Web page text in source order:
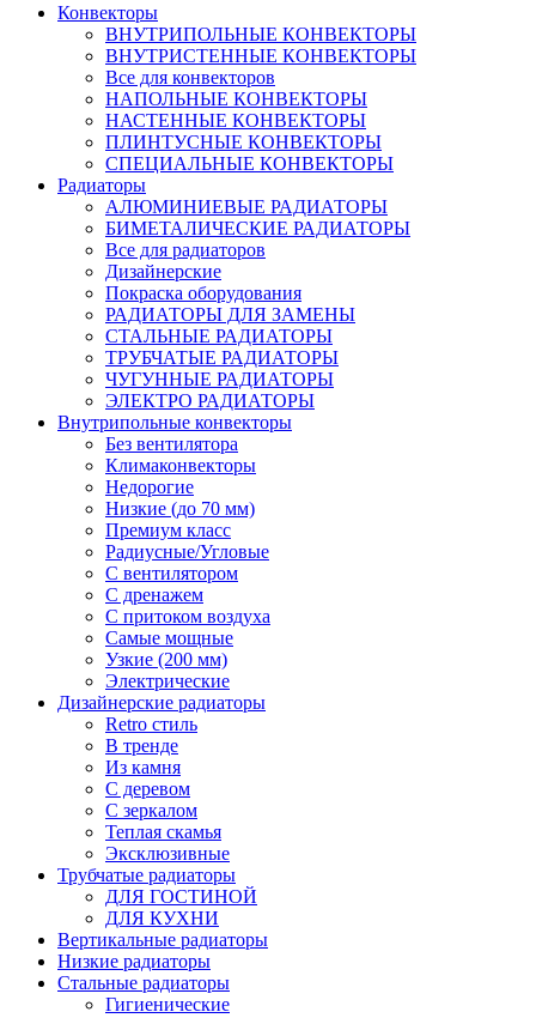
Конвекторы
ВНУТРИПОЛЬНЫЕ КОНВЕКТОРЫ
ВНУТРИСТЕННЫЕ КОНВЕКТОРЫ
Все для конвекторов
НАПОЛЬНЫЕ КОНВЕКТОРЫ
НАСТЕННЫЕ КОНВЕКТОРЫ
ПЛИНТУСНЫЕ КОНВЕКТОРЫ
СПЕЦИАЛЬНЫЕ КОНВЕКТОРЫ
Радиаторы
АЛЮМИНИЕВЫЕ РАДИАТОРЫ
БИМЕТАЛИЧЕСКИЕ РАДИАТОРЫ
Все для радиаторов
Дизайнерские
Покраска оборудования
РАДИАТОРЫ ДЛЯ ЗАМЕНЫ
СТАЛЬНЫЕ РАДИАТОРЫ
ТРУБЧАТЫЕ РАДИАТОРЫ
ЧУГУННЫЕ РАДИАТОРЫ
ЭЛЕКТРО РАДИАТОРЫ
Внутрипольные конвекторы
Без вентилятора
Климаконвекторы
Недорогие
Низкие (до 70 мм)
Премиум класс
Радиусные/Угловые
С вентилятором
С дренажем
С притоком воздуха
Самые мощные
Узкие (200 мм)
Электрические
Дизайнерские радиаторы
Retro стиль
В тренде
Из камня
С деревом
С зеркалом
Теплая скамья
Эксклюзивные
Трубчатые радиаторы
ДЛЯ ГОСТИНОЙ
ДЛЯ КУХНИ
Вертикальные радиаторы
Низкие радиаторы
Стальные радиаторы
Гигиенические